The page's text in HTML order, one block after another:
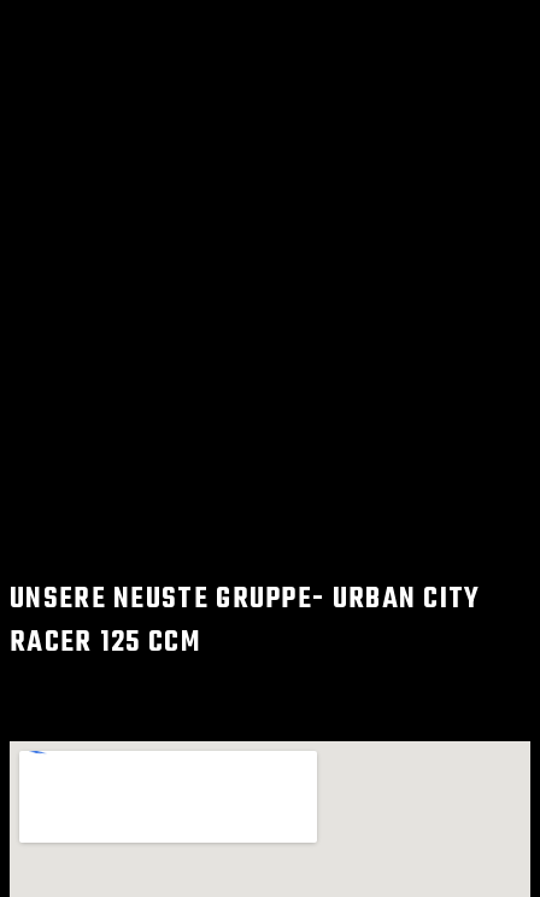
UNSERE NEUSTE GRUPPE- URBAN CITY
RACER 125 CCM